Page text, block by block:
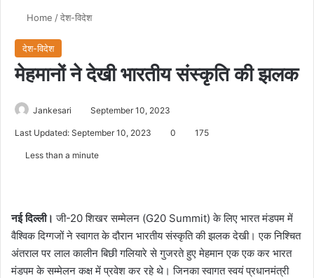
Home /देश-विदेश
देश-विदेश
मेहमानों ने देखी भारतीय संस्कृति की झलक
Jankesari September 10, 2023
Last Updated: September 10, 2023 0 175
Less than a minute
नई दिल्ली। जी-20 शिखर सम्मेलन (G20 Summit) के लिए भारत मंडपम में
वैश्विक दिग्गजों ने स्वागत के दौरान भारतीय संस्कृति की झलक देखी। एक निश्चित
अंतराल पर लाल कालीन बिछी गलियारे से गुजरते हुए मेहमान एक एक कर भारत
मंडपम के सम्मेलन कक्ष में प्रवेश कर रहे थे। जिनका स्वागत स्वयं प्रधानमंत्री